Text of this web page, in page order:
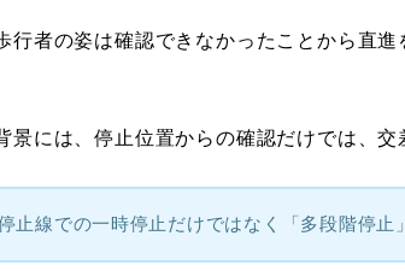
行者の姿は確認できなかったことから直
景には、停止位置からの確認だけでは、
止線での一時停止だけではなく「多段階停